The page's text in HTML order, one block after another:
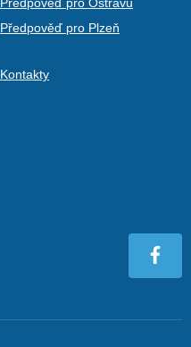
Předpověď pro Plzeň
Kontakty